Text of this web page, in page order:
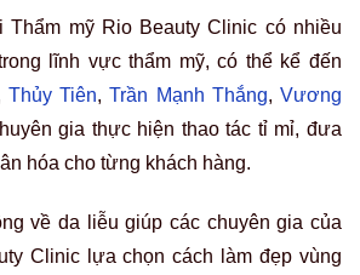
Thẩm mỹ Rio Beauty Clinic có nhiều
lĩnh vực thẩm mỹ, có thể kể đến
Thủy Tiên,Trần Mạnh Thắng, Vương
gia thực hiện thao tác tỉ mỉ, đưa
hóa cho từng khách hàng.
về da liễu giúp các chuyên gia của
Clinic lựa chọn cách làm đẹp vùng